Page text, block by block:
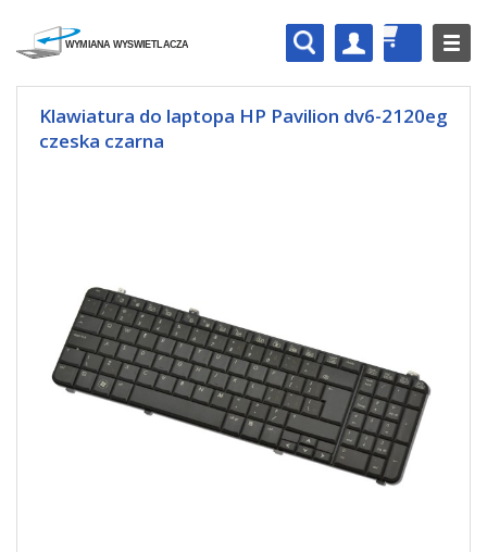
Klawiatura do laptopa HP Pavilion dv6-2120eg
czeska czarna